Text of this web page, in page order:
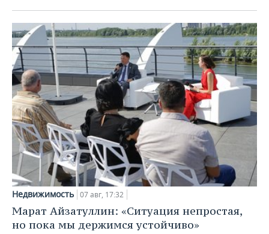
Недвижимость 07 авг, 17:32
Марат Айзатуллин: «Ситуация непростая,
но пока мы держимся устойчиво»